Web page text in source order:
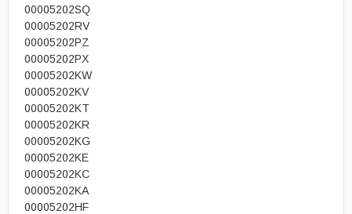
00005202SQ
00005202RV
00005202PZ
00005202PX
00005202KW
00005202KV
00005202KT
00005202KR
00005202KG
00005202KE
00005202KC
00005202KA
00005202HF